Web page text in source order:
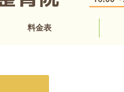
料金表